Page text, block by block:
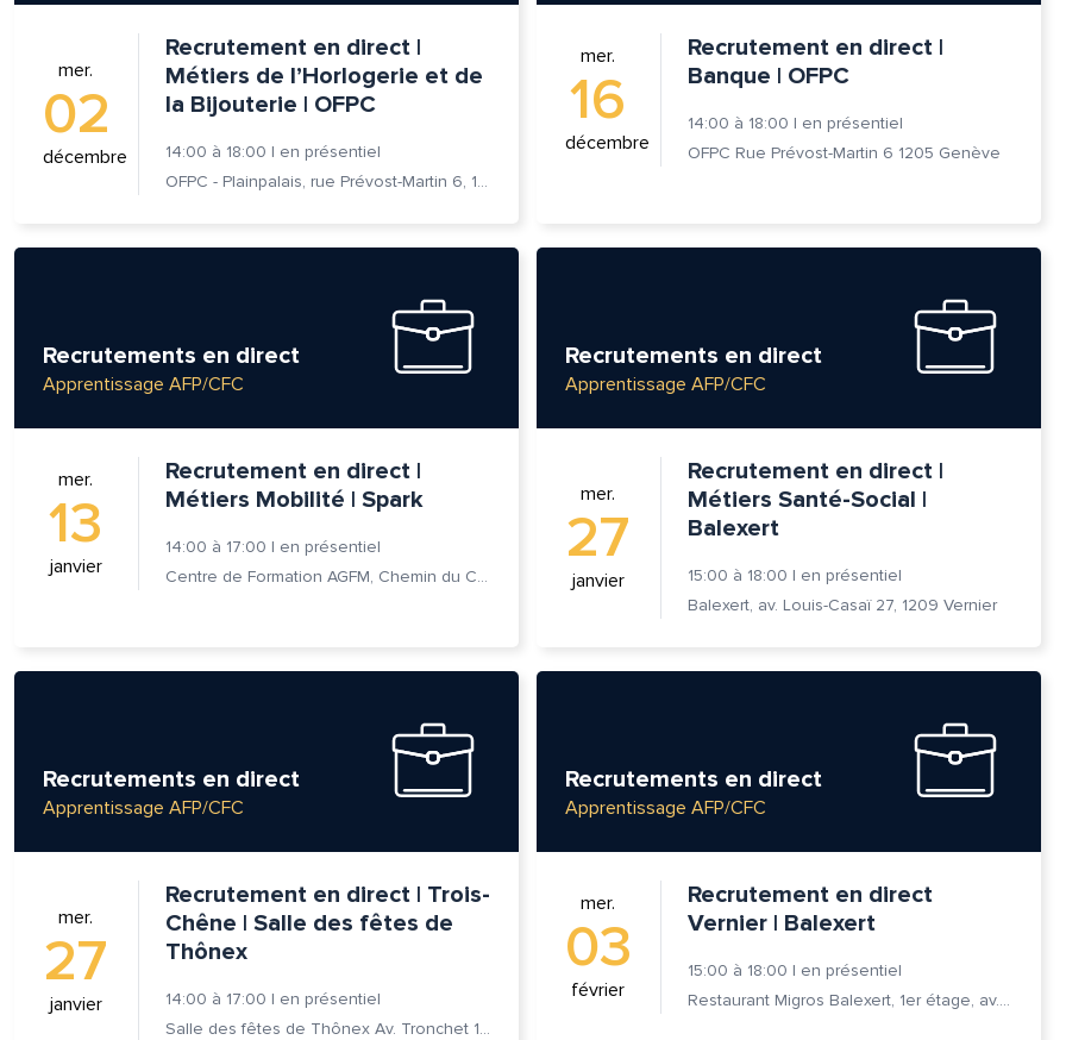
mer.
02
décembre
Recrutement en direct |
Métiers de l’Horlogerie et de
la Bijouterie | OFPC
14:00 à 18:00 | en présentiel
OFPC - Plainpalais, rue Prévost-Martin 6, 1205 Genève
mer.
16
décembre
Recrutement en direct |
Banque | OFPC
14:00 à 18:00 | en présentiel
OFPC Rue Prévost-Martin 6 1205 Genève
Recrutements en direct
Apprentissage AFP/CFC
mer.
13
janvier
Recrutement en direct |
Métiers Mobilité | Spark
14:00 à 17:00 | en présentiel
Centre de Formation AGFM, Chemin du Champ-des-Filles 6A 1er étage, 1228 Plan-les-Ouates
Recrutements en direct
Apprentissage AFP/CFC
mer.
27
janvier
Recrutement en direct |
Métiers Santé-Social |
Balexert
15:00 à 18:00 | en présentiel
Balexert, av. Louis-Casaï 27, 1209 Vernier
Recrutements en direct
Apprentissage AFP/CFC
mer.
27
janvier
Recrutement en direct | Trois-
Chêne | Salle des fêtes de
Thônex
14:00 à 17:00 | en présentiel
Salle des fêtes de Thônex Av. Tronchet 18 - 1226 Thônex
Recrutements en direct
Apprentissage AFP/CFC
mer.
03
février
Recrutement en direct
Vernier | Balexert
15:00 à 18:00 | en présentiel
Restaurant Migros Balexert, 1er étage, av. Louis-Casaï 27, 1209 Vernier
et nom*
e-mail*
est la pertinence de cette